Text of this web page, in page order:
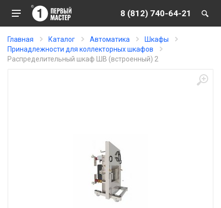
8 (812) 740-64-21
Главная Каталог Автоматика
Шкафы
Принадлежности для коллекторных шкафов
Распределительный шкаф ШВ (встроенный) 2